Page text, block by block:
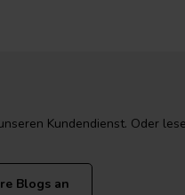
Kundendienst. Oder
Blogs an